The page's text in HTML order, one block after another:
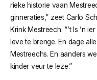
rieke historie vaan
ginneraties,” zeet Carlo
Krink Mestreech. “’t Is ’n
leve te brenge. En dage
Mestreechs. En aanders
kinder veur te leze.”